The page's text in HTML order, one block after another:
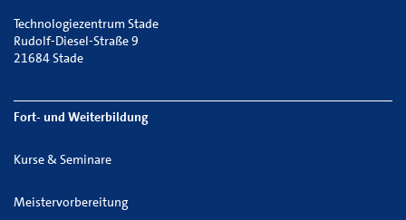
Technologiezentrum Stade
Rudolf-Diesel-Straße 9
21684 Stade
Fort- und Weiterbildung
Kurse & Seminare
Meistervorbereitung